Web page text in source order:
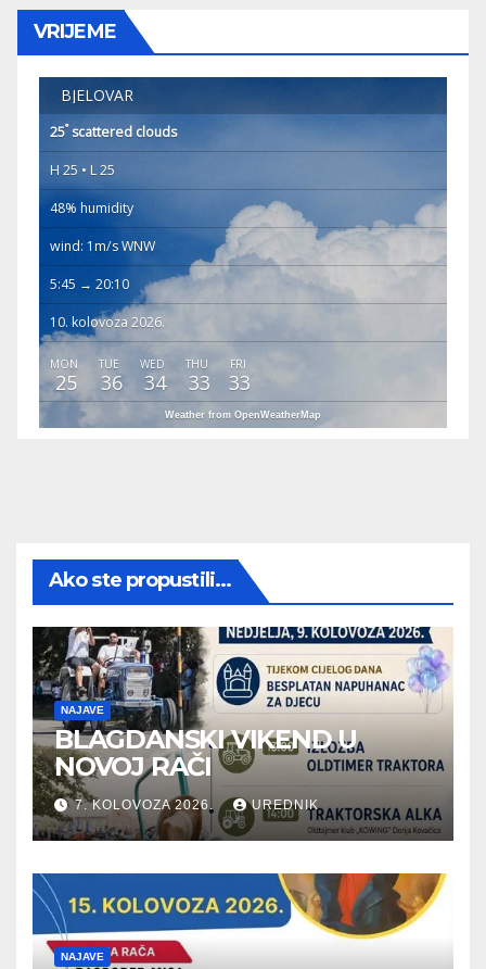
VRIJEME
BJELOVAR
25°scattered clouds
H 25 • L 25
48% humidity
wind: 1m/s WNW
5:45 → 20:10
10. kolovoza 2026.
MON
25
TUE
36
WED
34
THU
33
FRI
33
Weather from OpenWeatherMap
Ako ste propustili...
NAJAVE
BLAGDANSKI VIKEND U
NOVOJ RAČI
7. KOLOVOZA 2026. UREDNIK
NAJAVE